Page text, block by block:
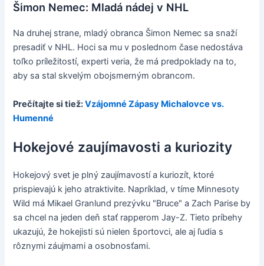
Šimon Nemec: Mladá nádej v NHL
Na druhej strane, mladý obranca Šimon Nemec sa snaží
presadiť v NHL. Hoci sa mu v poslednom čase nedostáva
toľko príležitostí, experti veria, že má predpoklady na to,
aby sa stal skvelým obojsmerným obrancom.
Prečítajte si tiež:Vzájomné Zápasy Michalovce vs.
Humenné
Hokejové zaujímavosti a kuriozity
Hokejový svet je plný zaujímavostí a kuriozít, ktoré
prispievajú k jeho atraktivite. Napríklad, v tíme Minnesoty
Wild má Mikael Granlund prezývku "Bruce" a Zach Parise by
sa chcel na jeden deň stať rapperom Jay-Z. Tieto príbehy
ukazujú, že hokejisti sú nielen športovci, ale aj ľudia s
rôznymi záujmami a osobnosťami.